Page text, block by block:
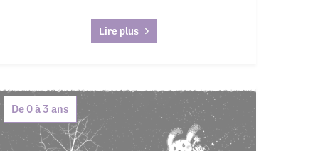
Lire plus
De 0 à 3 ans